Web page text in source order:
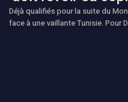
Déjà qualifiés pour la suite du
face à une vaillante Tunisie. Pour